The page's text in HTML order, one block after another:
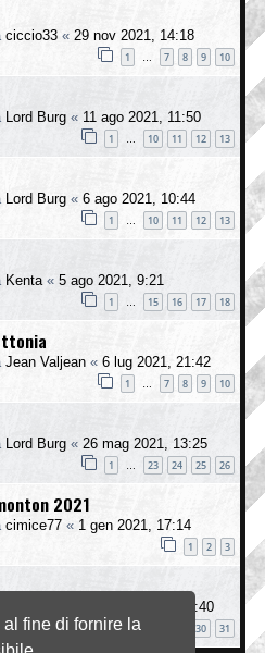
fine di fornire la
ciccio33 « 29 nov 2021, 14:18
1 … 7 8 9 10
Lord Burg « 11 ago 2021, 11:50
1 … 10 11 12 13
Lord Burg « 6 ago 2021, 10:44
1 … 10 11 12 13
Kenta« 5 ago 2021, 9:21
1 … 15 16 17 18
Jean Valjean « 6 lug 2021, 21:42
1 … 7 8 9 10
Lord Burg « 26 mag 2021, 13:25
1 … 23 24 25 26
2021
cimice77 « 1 gen 2021, 17:14
1 2 3
7 nov 2020, 11:40
1 … 30 31